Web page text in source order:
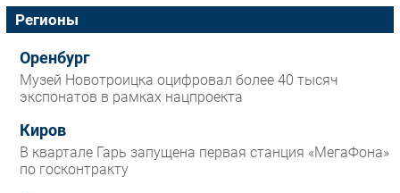
Регионы
Оренбург
Музей Новотроицка оцифровал более 40 тысяч
экспонатов в рамках нацпроекта
Киров
В квартале Гарь запущена первая станция «МегаФона»
по госконтракту